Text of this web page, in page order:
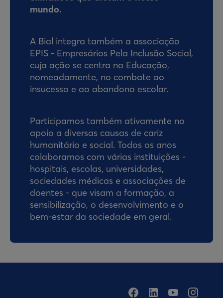
mundo.
A Bial integra também a associação
EPIS - Empresários Pela Inclusão Social,
cuja ação se centra na Educação,
nomeadamente, no combate ao
insucesso e ao abandono escolar.
Participamos também ativamente no
apoio a diversas causas de cariz
humanitário e social. Todos os anos
colaboramos com várias instituições -
hospitais, escolas, universidades,
sociedades médicas e associações de
doentes - que visam a formação, a
sensibilização, o desenvolvimento e o
bem-estar da sociedade em geral.